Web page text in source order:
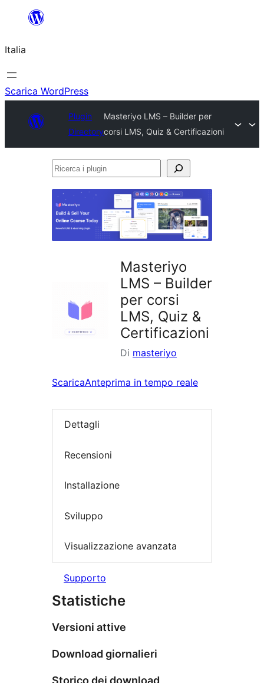
contenuto
Italia
Scarica WordPress
Plugin
Directory
Masteriyo LMS – Builder per
corsi LMS, Quiz & Certificazioni
Ricerca
plugin
Masteriyo
LMS – Builder
per corsi
LMS, Quiz &
Certificazioni
Di masteriyo
ScaricaAnteprima in tempo reale
Dettagli
Recensioni
Installazione
Sviluppo
Visualizzazione avanzata
Supporto
Statistiche
Versioni attive
Download giornalieri
Storico dei download